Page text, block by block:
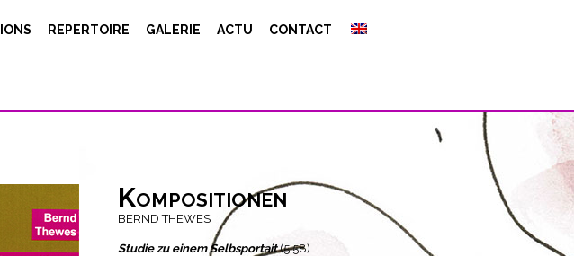
REPERTOIRE GALERIE ACTU CONTACT
Kompositionen
BERND THEWES
Studie zu einem Selbsportait (5:58)